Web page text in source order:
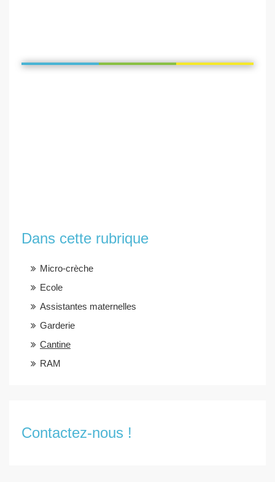
Dans cette rubrique
Micro-crèche
Ecole
Assistantes maternelles
Garderie
Cantine
RAM
Contactez-nous !